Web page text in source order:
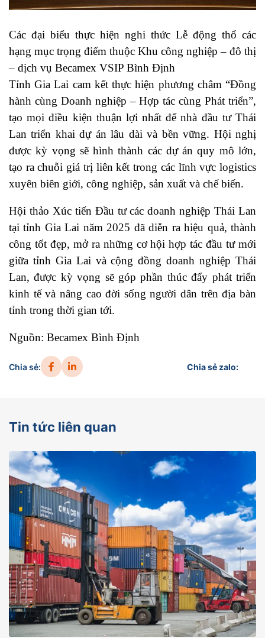
Các đại biểu thực hiện nghi thức Lễ động thổ các
hạng mục trọng điểm thuộc Khu công nghiệp – đô thị
– dịch vụ Becamex VSIP Bình Định
Tỉnh Gia Lai cam kết thực hiện phương châm “Đồng
hành cùng Doanh nghiệp – Hợp tác cùng Phát triển”,
tạo mọi điều kiện thuận lợi nhất để nhà đầu tư Thái
Lan triển khai dự án lâu dài và bền vững. Hội nghị
được kỳ vọng sẽ hình thành các dự án quy mô lớn,
tạo ra chuỗi giá trị liên kết trong các lĩnh vực logistics
xuyên biên giới, công nghiệp, sản xuất và chế biến.
Hội thảo Xúc tiến Đầu tư các doanh nghiệp Thái Lan
tại tỉnh Gia Lai năm 2025 đã diễn ra hiệu quả, thành
công tốt đẹp, mở ra những cơ hội hợp tác đầu tư mới
giữa tỉnh Gia Lai và cộng đồng doanh nghiệp Thái
Lan, được kỳ vọng sẽ góp phần thúc đẩy phát triển
kinh tế và nâng cao đời sống người dân trên địa bàn
tỉnh trong thời gian tới.
Nguồn: Becamex Bình Định
Chia sẻ: Chia sẻ zalo:
Tin tức liên quan